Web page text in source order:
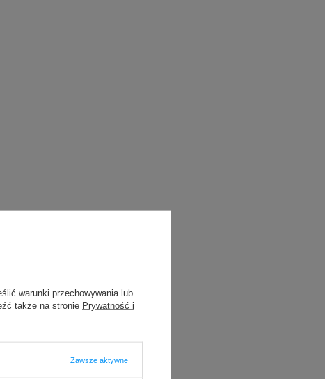
warunki przechowywania lub
także na stronie Prywatność i
Zawsze aktywne